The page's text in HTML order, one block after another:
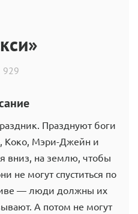
929
Празднуют боги
Коко, Мэри-Джейн и
вниз, на землю, чтобы
не могут спуститься по
— люди должны их
А потом не могут